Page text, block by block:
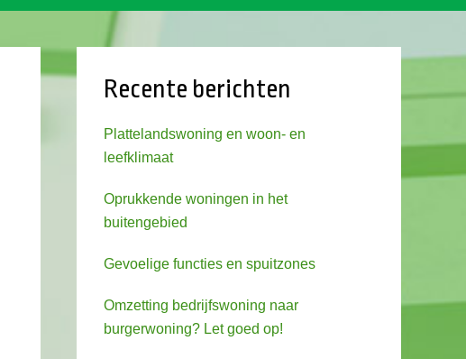
Recente berichten
Plattelandswoning en woon- en
leefklimaat
Oprukkende woningen in het
buitengebied
Gevoelige functies en spuitzones
Omzetting bedrijfswoning naar
burgerwoning? Let goed op!